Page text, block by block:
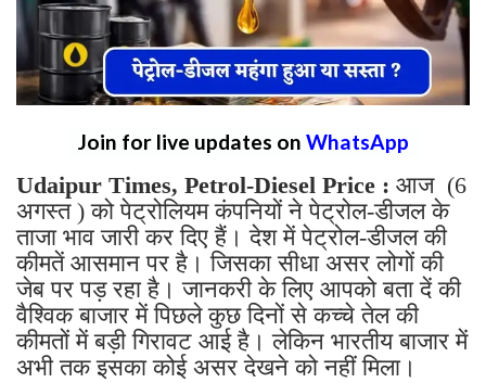
Join for live updates on WhatsApp
Udaipur Times, Petrol-Diesel Price : आज (6
अगस्त ) को पेट्रोलियम कंपनियों ने पेट्रोल-डीजल के
ताजा भाव जारी कर दिए हैं। देश में पेट्रोल-डीजल की
कीमतें आसमान पर है। जिसका सीधा असर लोगों की
जेब पर पड़ रहा है। जानकरी के लिए आपको बता दें की
वैश्विक बाजार में पिछले कुछ दिनों से कच्चे तेल की
कीमतों में बड़ी गिरावट आई है। लेकिन भारतीय बाजार में
अभी तक इसका कोई असर देखने को नहीं मिला।